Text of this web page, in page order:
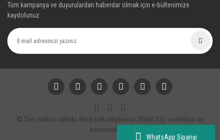
WhatsApp Siparişi
Tüm kampanya ve duyurulardan haberdar olmak için e-bültenimize
kaydolunuz.
© Tüm hakları saklıdır. Kredi kartı bilgileriniz 256bit SSL sertifikası ile
korunmaktadır.